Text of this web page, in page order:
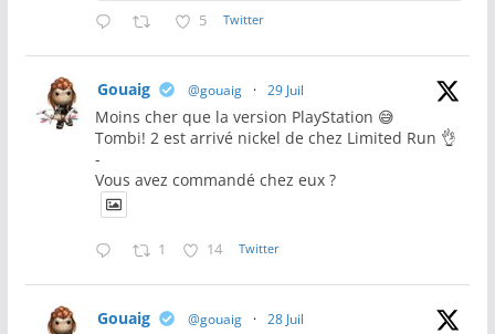
5 Twitter
Gouaig @gouaig · 29 Juil
Moins cher que la version PlayStation 😅
Tombi! 2 est arrivé nickel de chez Limited Run 👌
-
Vous avez commandé chez eux ?
1 14 Twitter
Gouaig @gouaig · 28 Juil